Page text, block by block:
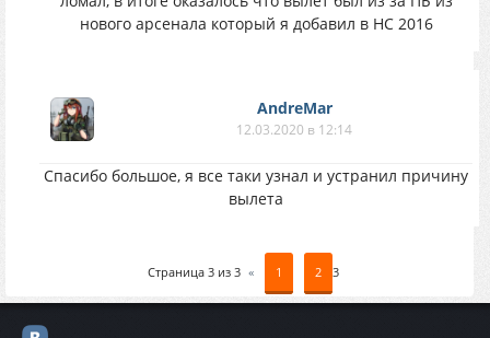
нового арсенала который я добавил в НС 2016
AndreMar
12.03.2020 в 12:14
Спасибо большое, я все таки узнал и устранил причину
вылета
Страница 3 из 3 « 1 2 3